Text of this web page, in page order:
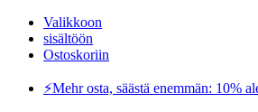
Valikkoon
sisältöön
Ostoskoriin
⚡️Mehr osta, säästä enemmän: 10%